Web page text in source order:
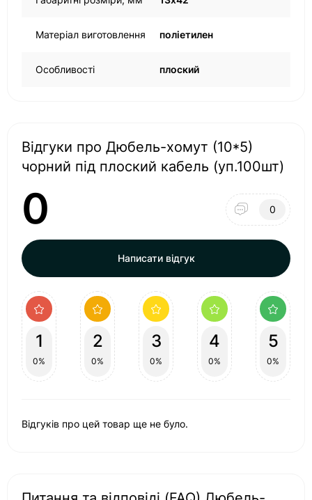
Матеріал виготовлення поліетилен
Особливості плоский
Відгуки про Дюбель-хомут (10*5)
чорний під плоский кабель (уп.100шт)
0 0
Написати відгук
1
0%
2
0%
3
0%
4
0%
5
0%
Відгуків про цей товар ще не було.